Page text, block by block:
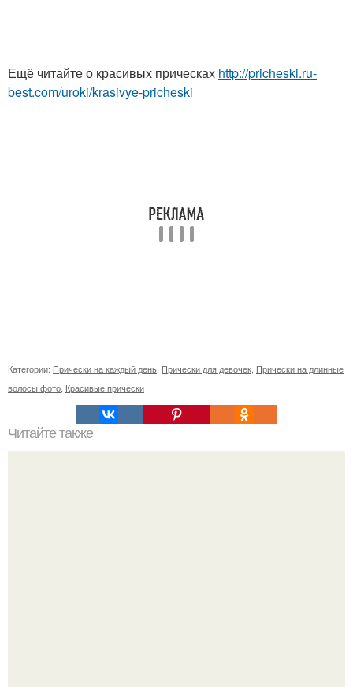
Ещё читайте о красивых прическах http://pricheski.ru-
best.com/uroki/krasivye-pricheski
Категории: Прически на каждый день Прически для девочек Прически на длинные
волосы фото Красивые прически
Читайте также